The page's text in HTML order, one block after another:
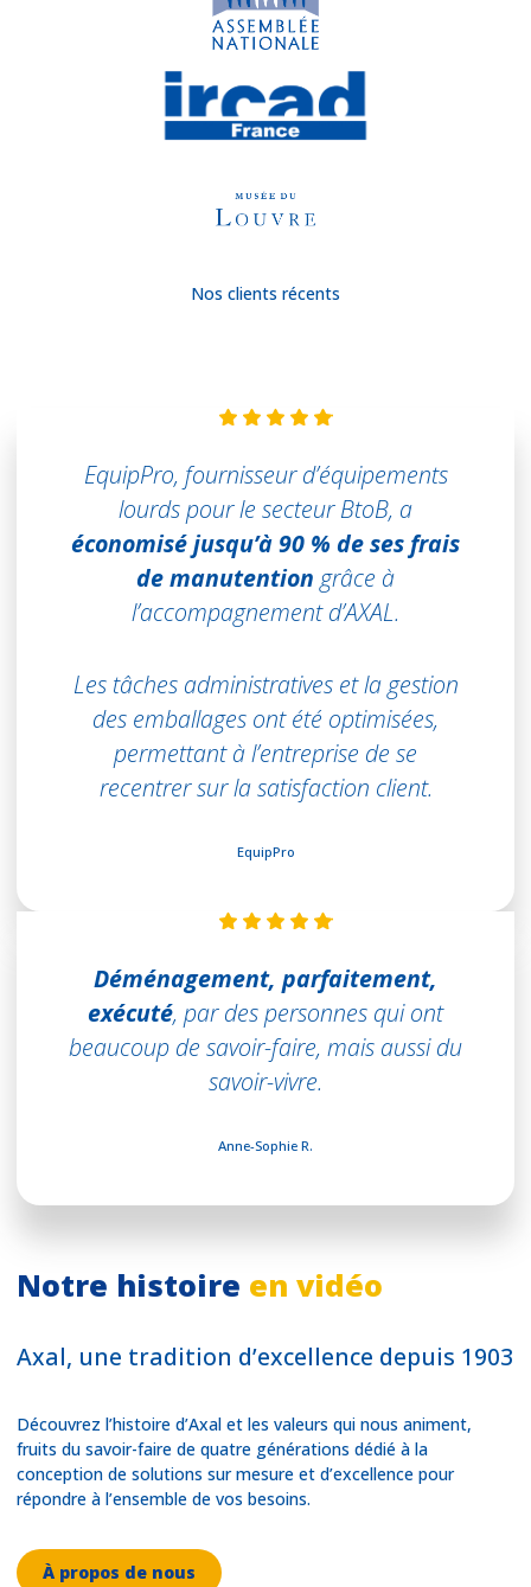
Nos clients récents
EquipPro, fournisseur d’équipements
lourds pour le secteur BtoB, a
économisé jusqu’à 90 % de ses frais
de manutention grâce à
l’accompagnement d’AXAL.
Les tâches administratives et la gestion
des emballages ont été optimisées,
permettant à l’entreprise de se
recentrer sur la satisfaction client.
EquipPro
Déménagement, parfaitement,
exécuté, par des personnes qui ont
beaucoup de savoir-faire, mais aussi du
savoir-vivre.
Anne-Sophie R.
Notre histoire en vidéo
Axal, une tradition d’excellence depuis 1903
Découvrez l’histoire d’Axal et les valeurs qui nous animent,
fruits du savoir-faire de quatre générations dédié à la
conception de solutions sur mesure et d’excellence pour
répondre à l’ensemble de vos besoins.
À propos de nous